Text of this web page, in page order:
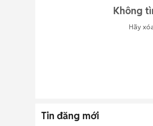
Không
Hãy
Tin đăng mới